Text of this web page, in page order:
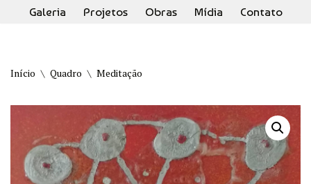
o
Galeria Projetos Obras Mídia Contato
Início \ Quadro \ Meditação